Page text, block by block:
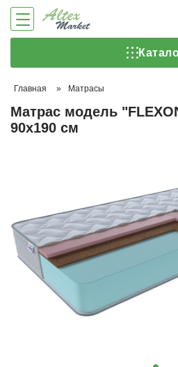
Главная » Матрасы
Матрас модель
90х190 см